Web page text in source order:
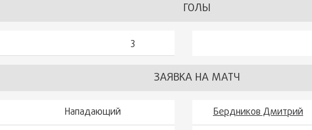
ГОЛЫ
3
ЗАЯВКА НА МАТЧ
Нападающий
Бердников Дмитрий